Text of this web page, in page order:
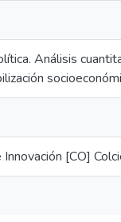
Análisis
[CO]